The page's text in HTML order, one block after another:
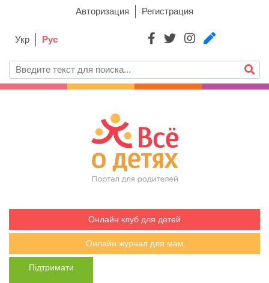
Авторизация Регистрация
Укр Рус
Онлайн клуб для детей
Онлайн журнал для мам
Підтримати